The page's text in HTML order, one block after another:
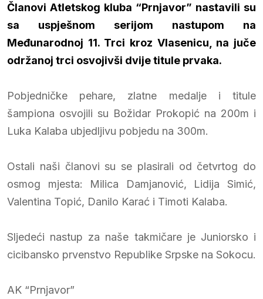
Članovi Atletskog kluba “Prnjavor” nastavili su
sa uspješnom serijom nastupom na
Međunarodnoj 11. Trci kroz Vlasenicu, na juče
održanoj trci osvojivši dvije titule prvaka.
Pobjedničke pehare, zlatne medalje i titule
šampiona osvojili su Božidar Prokopić na 200m i
Luka Kalaba ubjedljivu pobjedu na 300m.
Ostali naši članovi su se plasirali od četvrtog do
osmog mjesta: Milica Damjanović, Lidija Simić,
Valentina Topić, Danilo Karać i Timoti Kalaba.
Sljedeći nastup za naše takmičare je Juniorsko i
cicibansko prvenstvo Republike Srpske na Sokocu.
AK “Prnjavor”